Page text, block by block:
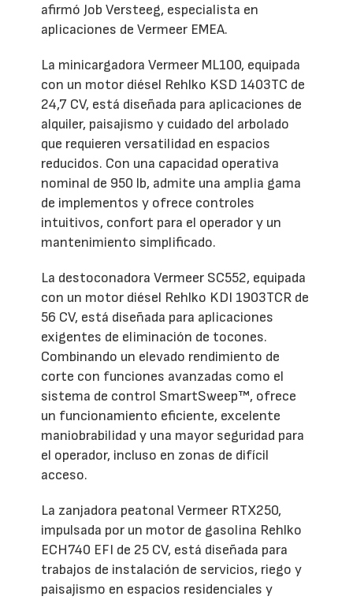
afirmó Job Versteeg, especialista en
aplicaciones de Vermeer EMEA.
La minicargadora Vermeer ML100, equipada
con un motor diésel Rehlko KSD 1403TC de
24,7 CV, está diseñada para aplicaciones de
alquiler, paisajismo y cuidado del arbolado
que requieren versatilidad en espacios
reducidos. Con una capacidad operativa
nominal de 950 lb, admite una amplia gama
de implementos y ofrece controles
intuitivos, confort para el operador y un
mantenimiento simplificado.
La destoconadora Vermeer SC552, equipada
con un motor diésel Rehlko KDI 1903TCR de
56 CV, está diseñada para aplicaciones
exigentes de eliminación de tocones.
Combinando un elevado rendimiento de
corte con funciones avanzadas como el
sistema de control SmartSweep™, ofrece
un funcionamiento eficiente, excelente
maniobrabilidad y una mayor seguridad para
el operador, incluso en zonas de difícil
acceso.
La zanjadora peatonal Vermeer RTX250,
impulsada por un motor de gasolina Rehlko
ECH740 EFI de 25 CV, está diseñada para
trabajos de instalación de servicios, riego y
paisajismo en espacios residenciales y